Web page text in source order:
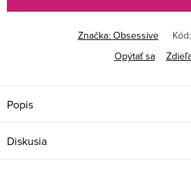
Značka: Obsessive Kód:
Opýtať sa
Popis
Diskusia